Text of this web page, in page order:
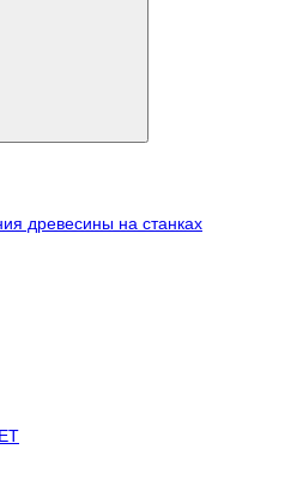
древесины на станках